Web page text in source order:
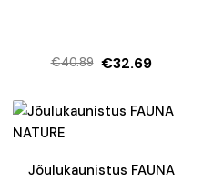
€40.89
Algne
oli:
€32.69
Current
is:
Jõulukaunistus FAUNA